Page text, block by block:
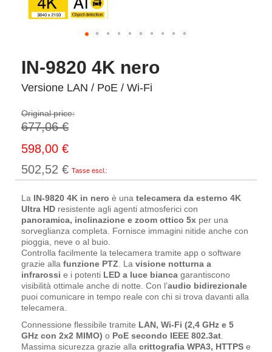
IN-9820 4K nero
Versione LAN / PoE / Wi-Fi
Original price:
677,06 €
Special
598,00 €
502,52 €
La IN-9820 4K in nero è una telecamera da esterno 4K
Ultra HD resistente agli agenti atmosferici con
panoramica, inclinazione e zoom ottico 5x per una
sorveglianza completa. Fornisce immagini nitide anche con
pioggia, neve o al buio.
Controlla facilmente la telecamera tramite app o software
grazie alla funzione PTZ . La visione notturna a
infrarossi e i potenti LED a luce bianca garantiscono
visibilità ottimale anche di notte. Con l’audio bidirezionale
puoi comunicare in tempo reale con chi si trova davanti alla
telecamera.
Connessione flessibile tramite LAN, Wi-Fi (2,4 GHz e 5
GHz con 2x2 MIMO) o PoE secondo IEEE 802.3at
Massima sicurezza grazie alla crittografia WPA3, HTTPS e